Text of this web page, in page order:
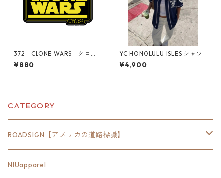
372 CLONE WARS クロー
ンウォーズ "California Mar
ket Center" アメリカンステ
¥880
YC HONOLULU ISLES シャツ
¥4,900
CATEGORY
ROADSIGN【アメリカの道路標識】
18inch×6inch
NIUapparel